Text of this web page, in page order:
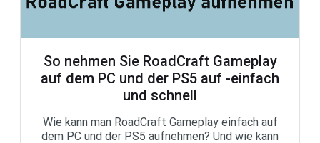
So nehmen Sie RoadCraft Gameplay
auf dem PC und der PS5 auf -einfach
und schnell
Wie kann man RoadCraft Gameplay einfach auf
dem PC und der PS5 aufnehmen? Und wie kann